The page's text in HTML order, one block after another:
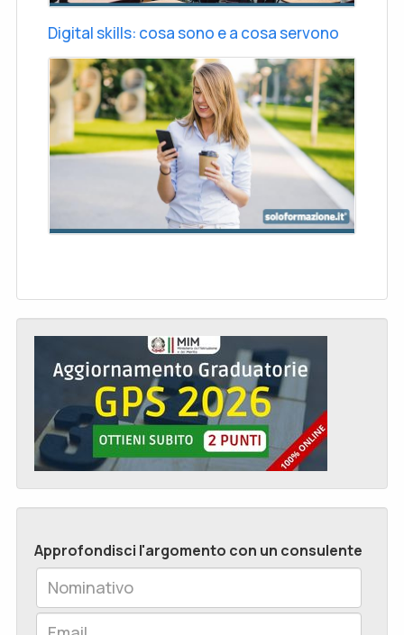
Digital skills: cosa sono e a cosa servono
Approfondisci l'argomento con un consulente